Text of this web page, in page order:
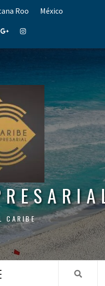
Roo México
Google+Instagram
CARIBE